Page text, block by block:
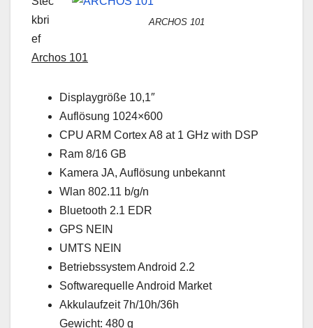
ARCHOS 101
kbri
ef
Archos 101
Displaygröße 10,1″
Auflösung 1024×600
CPU ARM Cortex A8 at 1 GHz with DSP
Ram 8/16 GB
Kamera JA, Auflösung unbekannt
Wlan 802.11 b/g/n
Bluetooth 2.1 EDR
GPS NEIN
UMTS NEIN
Betriebssystem Android 2.2
Softwarequelle Android Market
Akkulaufzeit 7h/10h/36h
Gewicht: 480 g